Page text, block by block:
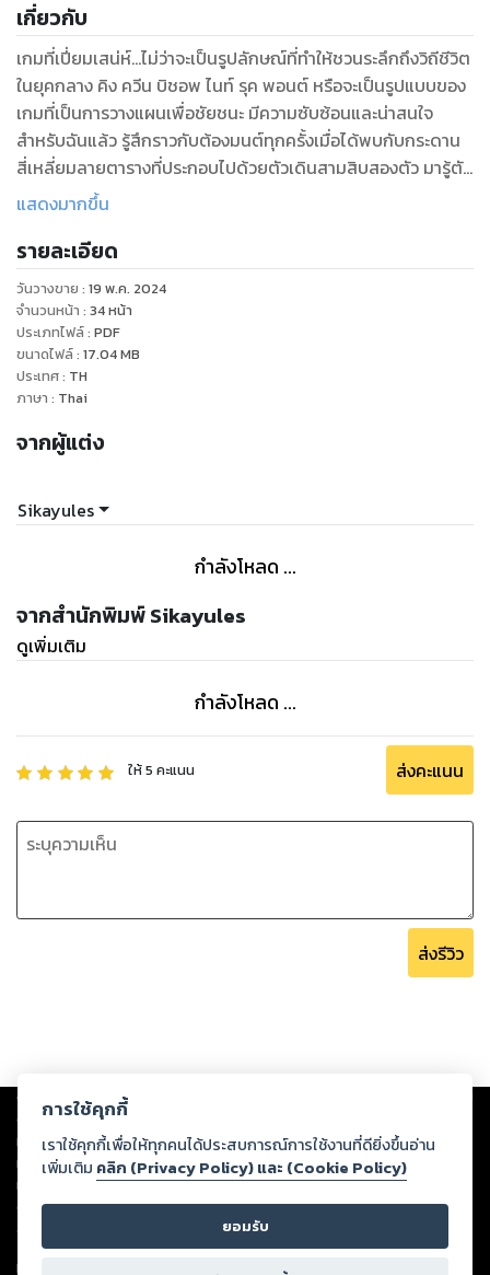
เกี่ยวกับ
เกมที่เปี่ยมเสน่ห์...ไม่ว่าจะเป็นรูปลักษณ์ที่ทำให้ชวนระลึกถึงวิถีชีวิต
ในยุคกลาง คิง ควีน บิชอพ ไนท์ รุค พอนต์ หรือจะเป็นรูปแบบของ
เกมที่เป็นการวางแผนเพื่อชัยชนะ มีความซับซ้อนและน่าสนใจ
สำหรับฉันแล้ว รู้สึกราวกับต้องมนต์ทุกครั้งเมื่อได้พบกับกระดาน
สี่เหลี่ยมลายตารางที่ประกอบไปด้วยตัวเดินสามสิบสองตัว มารู้ตัว
อีกที...ก็ตกหลุมรักเชสจนถอนตัวไม่ขึ้นเสียแล้ว
แสดงมากขึ้น
รายละเอียด
วันวางขาย : 19 พ.ค. 2024
จำนวนหน้า : 34หน้า
ประเภทไฟล์: PDF
ขนาดไฟล์: 17.04MB
ประเทศ: TH
ภาษา : Thai
จากผู้แต่ง
Sikayules
กำลังโหลด ...
จากสำนักพิมพ์ Sikayules
ดูเพิ่มเติม
กำลังโหลด ...
ให้5 คะแนน ส่งคะแนน
ส่งรีวิว
Copyright © 2026
ต่อผลงานหรือเนื้อหาใดที่อัปโหลดผ่านเว็บไซต์และปรากฏว่าละเมิดสิทธิใน
ทรัพย์สินทางปัญญาของบุคคลอื่นหรือขัดต่อกฎหมายและศีลธรรม ดังนั้น ผู้อ่าน
ทุกท่านโปรดใช้วิจารณญาณในการกลั่นกรองด้วยตนเอง และหากท่านพบว่าส่วน
หนึ่งส่วนใดขัดต่อกฎหมายและศีลธรรม กรุณาแจ้งมายังบริษัท เพื่อทีมงานจะได้
ดำเนินการในทันที ทั้งนี้ ทางสตอรี่ล็อกขอสงวนลิขสิทธิ์ตามพระราชบัญญัติ
ลิขสิทธิ์ พ.ศ. 2537 (ฉบับล่าสุด)
For support: member@ookbee.com
การใช้คุกกี้
เราใช้คุกกี้เพื่อให้ทุกคนได้ประสบการณ์การใช้งานที่ดียิ่งขึ้นอ่าน
เพิ่มเติม คลิก (Privacy Policy) และ (Cookie Policy)
ยอมรับ